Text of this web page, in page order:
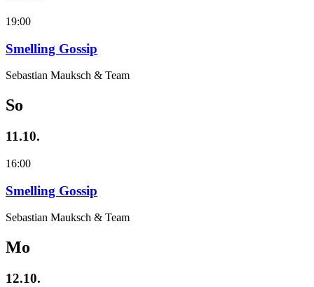
19:00
Smelling Gossip
Sebastian Mauksch & Team
So
11.10.
16:00
Smelling Gossip
Sebastian Mauksch & Team
Mo
12.10.